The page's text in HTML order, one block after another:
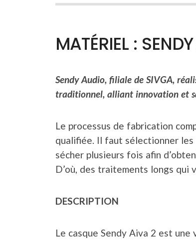
MATÉRIEL :
Sendy Audio, filiale de SIVGA,
traditionnel, alliant innovation et
Le processus de fabrication
qualifiée. Il faut sélectionner
sécher plusieurs fois afin
D’où, des traitements longs
DESCRIPTION
Le casque Sendy Aiva 2 est une